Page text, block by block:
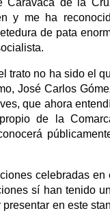
y me ha
de pata
trato no ha sido el
José Carlos
que ahora
de la
celebradas en
sí han tenido
en este